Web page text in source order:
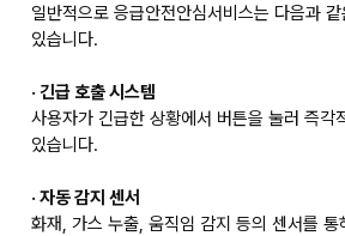
일반적으로 응급안전안심서비스는 다음과
있습니다.
· 긴급 호출 시스템
사용자가 긴급한 상황에서 버튼을 눌러 즉각
있습니다.
· 자동 감지 센서
화재, 가스 누출, 움직임 감지 등의 센서를 통